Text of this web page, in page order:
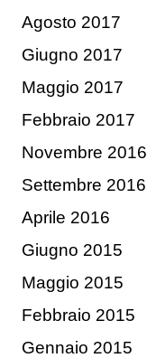
Agosto 2017
Giugno 2017
Maggio 2017
Febbraio 2017
Novembre 2016
Settembre 2016
Aprile 2016
Giugno 2015
Maggio 2015
Febbraio 2015
Gennaio 2015